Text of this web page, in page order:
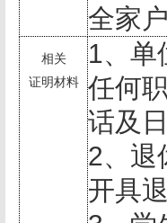
全家
相关
证明材料
1、单
任何
话及
2、退
开具